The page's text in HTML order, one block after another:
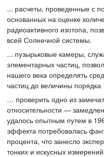
... расчеты, проведенные с
основанных на оценке
радиоактивного изотопа,
всей Солнечной системы.
... пузырьковые камеры,
элементарных частиц,
нашего века определять
частиц до величины порядка
… проверить одно из
относительности —
удалось опытным путем в
эффекта потребовалась
процента, что занесло
тонких и искусных